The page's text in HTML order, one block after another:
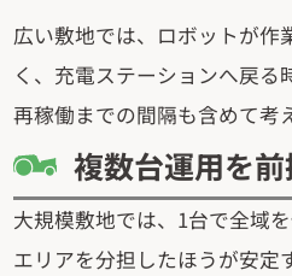
広い敷地では、ロボットが作
く、充電ステーションへ戻る
再稼働までの間隔も含めて考
複数台運用を
大規模敷地では、1台で全域
エリアを分担したほうが安定